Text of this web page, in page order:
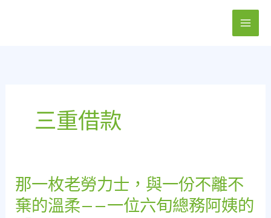
三重借款
那一枚老勞力士，與一份不離不
棄的溫柔——一位六旬總務阿姨的
那
一
枚